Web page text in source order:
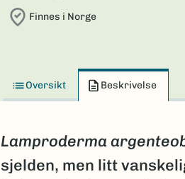
Finnes i Norge
Oversikt Beskrivelse
Lamproderma
sjelden, men litt